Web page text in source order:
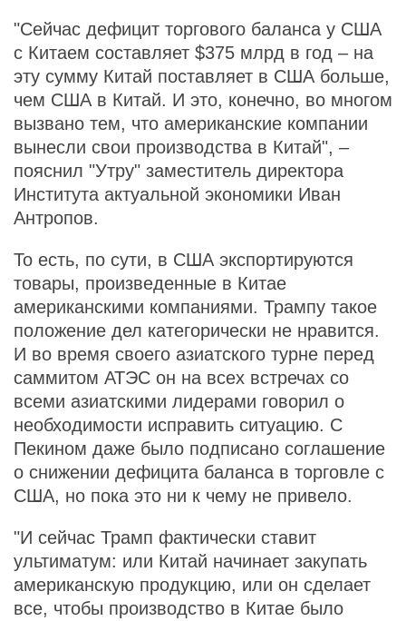
"Сейчас дефицит торгового баланса у США
с Китаем составляет $375 млрд в год – на
эту сумму Китай поставляет в США больше,
чем США в Китай. И это, конечно, во многом
вызвано тем, что американские компании
вынесли свои производства в Китай", –
пояснил "Утру" заместитель директора
Института актуальной экономики Иван
Антропов.
То есть, по сути, в США экспортируются
товары, произведенные в Китае
американскими компаниями. Трампу такое
положение дел категорически не нравится.
И во время своего азиатского турне перед
саммитом АТЭС он на всех встречах со
всеми азиатскими лидерами говорил о
необходимости исправить ситуацию. С
Пекином даже было подписано соглашение
о снижении дефицита баланса в торговле с
США, но пока это ни к чему не привело.
"И сейчас Трамп фактически ставит
ультиматум: или Китай начинает закупать
американскую продукцию, или он сделает
все, чтобы производство в Китае было